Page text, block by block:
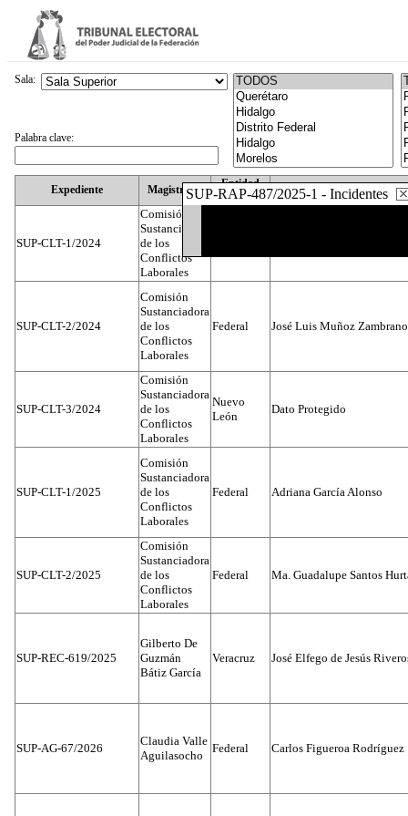
SUP-RAP-487/2025-1 - Incidentes
Expediente Magistrado
Entidad
Federativa
SUP-CLT-1/2024
Comisión
Sustanciadora
de los
Conflictos
Laborales
SUP-CLT-2/2024
Comisión
Sustanciadora
de los
Conflictos
Laborales
Federal José Luis Muñoz Zambrano
SUP-CLT-3/2024
Comisión
Sustanciadora
de los
Conflictos
Laborales
Nuevo
León
Dato Protegido
SUP-CLT-1/2025
Comisión
Sustanciadora
de los
Conflictos
Laborales
Federal Adriana García Alonso
SUP-CLT-2/2025
Comisión
Sustanciadora
de los
Conflictos
Laborales
Federal Ma. Guadalupe Santos
SUP-REC-619/2025
Gilberto De
Guzmán
Bátiz García
Veracruz José Elfego de Jesús
SUP-AG-67/2026
Claudia Valle
Aguilasocho
Federal Carlos Figueroa Rodríguez
Sala:
Palabra clave: